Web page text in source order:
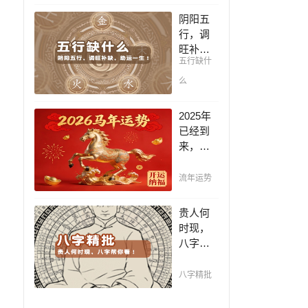
凶，未
来命运
全知
晓。
阴阳五
行，调
旺补
缺，助
运一
晓五
行，把
控起伏
波澜，
缺，助
一生！
五行缺什
么
2025年
已经到
来，如
把握先
吉避
凶，不
走弯
路，点
查看！
流年运势
贵人何
时现，
八字帮
平阴阳
八字精批